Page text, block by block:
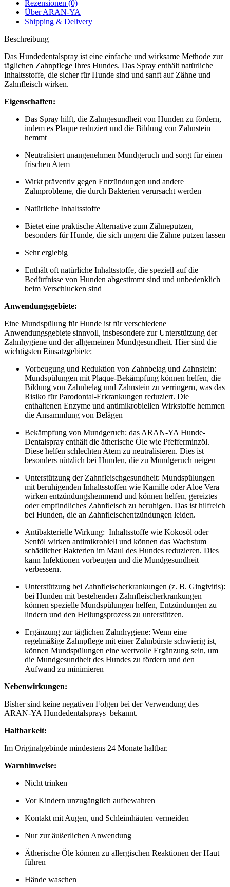
Rezensionen (0)
Über ARAN-YA
Shipping & Delivery
Beschreibung
Das Hundedentalspray ist eine einfache und wirksame Methode zur
täglichen Zahnpflege Ihres Hundes. Das Spray enthält natürliche
Inhaltsstoffe, die sicher für Hunde sind und sanft auf Zähne und
Zahnfleisch wirken.
Eigenschaften:
Das Spray hilft, die Zahngesundheit von Hunden zu fördern,
indem es Plaque reduziert und die Bildung von Zahnstein
hemmt
Neutralisiert unangenehmen Mundgeruch und sorgt für einen
frischen Atem
Wirkt präventiv gegen Entzündungen und andere
Zahnprobleme, die durch Bakterien verursacht werden
Natürliche Inhaltsstoffe
Bietet eine praktische Alternative zum Zähneputzen,
besonders für Hunde, die sich ungern die Zähne putzen lassen
Sehr ergiebig
Enthält oft natürliche Inhaltsstoffe, die speziell auf die
Bedürfnisse von Hunden abgestimmt sind und unbedenklich
beim Verschlucken sind
Anwendungsgebiete:
Eine Mundspülung für Hunde ist für verschiedene
Anwendungsgebiete sinnvoll, insbesondere zur Unterstützung der
Zahnhygiene und der allgemeinen Mundgesundheit. Hier sind die
wichtigsten Einsatzgebiete:
Vorbeugung und Reduktion von Zahnbelag und Zahnstein:
Mundspülungen mit Plaque-Bekämpfung können helfen, die
Bildung von Zahnbelag und Zahnstein zu verringern, was das
Risiko für Parodontal-Erkrankungen reduziert. Die
enthaltenen Enzyme und antimikrobiellen Wirkstoffe hemmen
die Ansammlung von Belägen
Bekämpfung von Mundgeruch: das ARAN-YA Hunde-
Dentalspray enthält die ätherische Öle wie Pfefferminzöl.
Diese helfen schlechten Atem zu neutralisieren. Dies ist
besonders nützlich bei Hunden, die zu Mundgeruch neigen
Unterstützung der Zahnfleischgesundheit: Mundspülungen
mit beruhigenden Inhaltsstoffen wie Kamille oder Aloe Vera
wirken entzündungshemmend und können helfen, gereiztes
oder empfindliches Zahnfleisch zu beruhigen. Das ist hilfreich
bei Hunden, die an Zahnfleischentzündungen leiden.
Antibakterielle Wirkung: Inhaltsstoffe wie Kokosöl oder
Senföl wirken antimikrobiell und können das Wachstum
schädlicher Bakterien im Maul des Hundes reduzieren. Dies
kann Infektionen vorbeugen und die Mundgesundheit
verbessern.
Unterstützung bei Zahnfleischerkrankungen (z. B. Gingivitis):
bei Hunden mit bestehenden Zahnfleischerkrankungen
können spezielle Mundspülungen helfen, Entzündungen zu
lindern und den Heilungsprozess zu unterstützen.
Ergänzung zur täglichen Zahnhygiene: Wenn eine
regelmäßige Zahnpflege mit einer Zahnbürste schwierig ist,
können Mundspülungen eine wertvolle Ergänzung sein, um
die Mundgesundheit des Hundes zu fördern und den
Aufwand zu minimieren
Nebenwirkungen:
Bisher sind keine negativen Folgen bei der Verwendung des
ARAN-YA Hundedentalsprays bekannt.
Haltbarkeit:
Im Originalgebinde mindestens 24 Monate haltbar.
Warnhinweise:
Nicht trinken
Vor Kindern unzugänglich aufbewahren
Kontakt mit Augen, und Schleimhäuten vermeiden
Nur zur äußerlichen Anwendung
Ätherische Öle können zu allergischen Reaktionen der Haut
führen
Hände waschen